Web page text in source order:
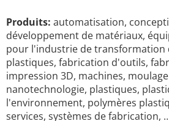
Produits: automatisation,
développement de matériaux,
pour l'industrie de transformation
plastiques, fabrication d'outils,
impression 3D, machines,
nanotechnologie, plastiques,
l'environnement, polymères
services, systèmes de fabrication,